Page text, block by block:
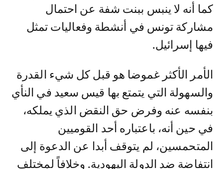
كما أنه لا ينبس ببنت شفة عن احتمال
مشاركة تونس في أنشطة وفعاليات تمثل
فيها إسرائيل.
الأمر الأكثر غموضا هو قبل كل شيء القدرة
والسهولة التي يتمتع بها قيس سعيد في النأي
بنفسه عنه وفرض حق النقض الذي يملكه،
في حين أنه، باعتباره أحد القوميين
المتحمسين، لم يتوقف أبدا عن الدعوة إلى
انتفاضة ضد الدولة اليهودية. وخلافاً لمختلف